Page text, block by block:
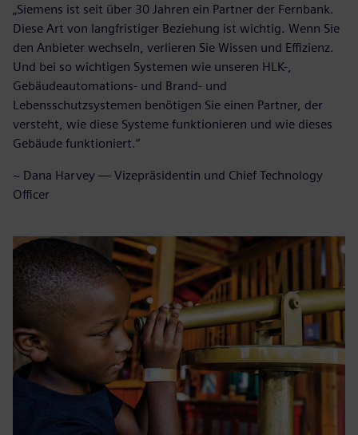
„Siemens ist seit über 30 Jahren ein Partner der Fernbank.
Diese Art von langfristiger Beziehung ist wichtig. Wenn Sie
den Anbieter wechseln, verlieren Sie Wissen und Effizienz.
Und bei so wichtigen Systemen wie unseren HLK-,
Gebäudeautomations- und Brand- und
Lebensschutzsystemen benötigen Sie einen Partner, der
versteht, wie diese Systeme funktionieren und wie dieses
Gebäude funktioniert.“
~ Dana Harvey — Vizepräsidentin und Chief Technology
Officer